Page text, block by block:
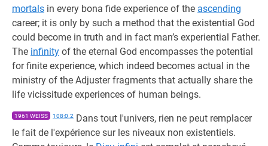
mortals in every bona fide experience of the ascending
career; it is only by such a method that the existential God
could become in truth and in fact man’s experiential Father.
The infinity of the eternal God encompasses the potential
for finite experience, which indeed becomes actual in the
ministry of the Adjuster fragments that actually share the
life vicissitude experiences of human beings.
1961 WEISS 108:0.2 Dans tout l'univers, rien ne peut remplacer
le fait de l'expérience sur les niveaux non existentiels.